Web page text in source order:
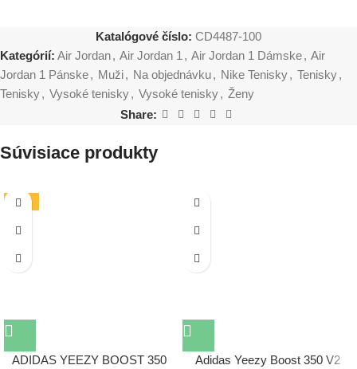
Katalógové číslo: CD4487-100
Kategórií: Air Jordan, Air Jordan 1 , Air Jordan 1 Dámske, Air
Jordan 1 Pánske, Muži, Na objednávku, Nike Tenisky, Tenisky,
Tenisky, Vysoké tenisky, Vysoké tenisky, Ženy
Share:
Súvisiace produkty
-19%
ADIDAS YEEZY BOOST 350
Adidas Yeezy Boost 350 V2